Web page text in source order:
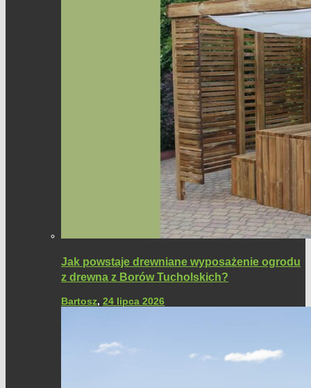
Jak powstaje drewniane wyposażenie ogrodu
z drewna z Borów Tucholskich?
Bartosz, 24 lipca 2026